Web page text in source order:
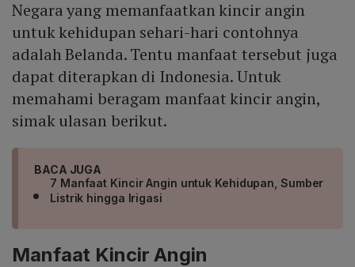
Negara yang memanfaatkan kincir angin
untuk kehidupan sehari-hari contohnya
adalah Belanda. Tentu manfaat tersebut juga
dapat diterapkan di Indonesia. Untuk
memahami beragam manfaat kincir angin,
simak ulasan berikut.
BACA JUGA
7 Manfaat Kincir Angin untuk Kehidupan, Sumber
Listrik hingga Irigasi
Manfaat Kincir Angin